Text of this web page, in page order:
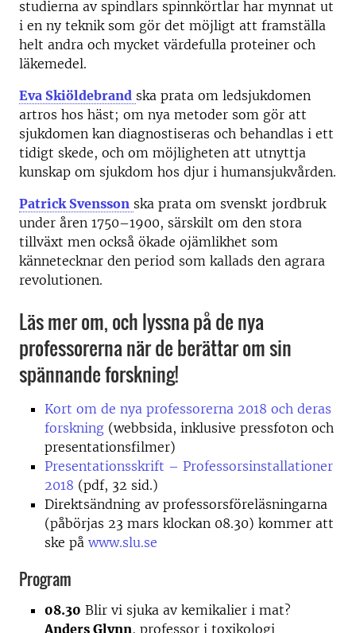
studierna av spindlars spinnkörtlar har mynnat ut
i en ny teknik som gör det möjligt att framställa
helt andra och mycket värdefulla proteiner och
läkemedel.
Eva Skiöldebrand ska prata om ledsjukdomen
artros hos häst; om nya metoder som gör att
sjukdomen kan diagnostiseras och behandlas i ett
tidigt skede, och om möjligheten att utnyttja
kunskap om sjukdom hos djur i humansjukvården.
Patrick Svensson ska prata om svenskt jordbruk
under åren 1750–1900, särskilt om den stora
tillväxt men också ökade ojämlikhet som
kännetecknar den period som kallads den agrara
revolutionen.
Läs mer om, och lyssna på de nya
professorerna när de berättar om sin
spännande forskning!
Kort om de nya professorerna 2018 och deras
forskning (webbsida, inklusive pressfoton och
presentationsfilmer)
Presentationsskrift – Professorsinstallationer
2018 (pdf, 32 sid.)
Direktsändning av professorsföreläsningarna
(påbörjas 23 mars klockan 08.30) kommer att
ske på www.slu.se
Program
08.30 Blir vi sjuka av kemikalier i mat?
Anders Glynn, professor i toxikologi